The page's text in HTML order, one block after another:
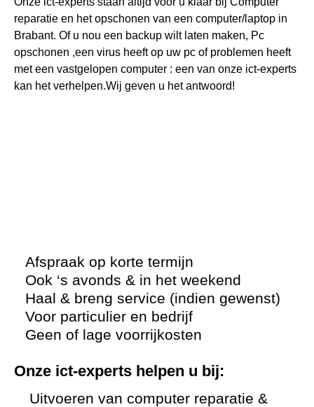
reparatie en het opschonen van een computer/laptop in
Brabant. Of u nou een backup wilt laten maken, Pc
opschonen ,een virus heeft op uw pc of problemen heeft
met een vastgelopen computer : een van onze ict-experts
kan het verhelpen.Wij geven u het antwoord!
Afspraak op korte termijn
Ook ‘s avonds & in het weekend
Haal & breng service (indien gewenst)
Voor particulier en bedrijf
Geen of lage voorrijkosten
Onze ict-experts helpen u bij:
Uitvoeren van computer reparatie &